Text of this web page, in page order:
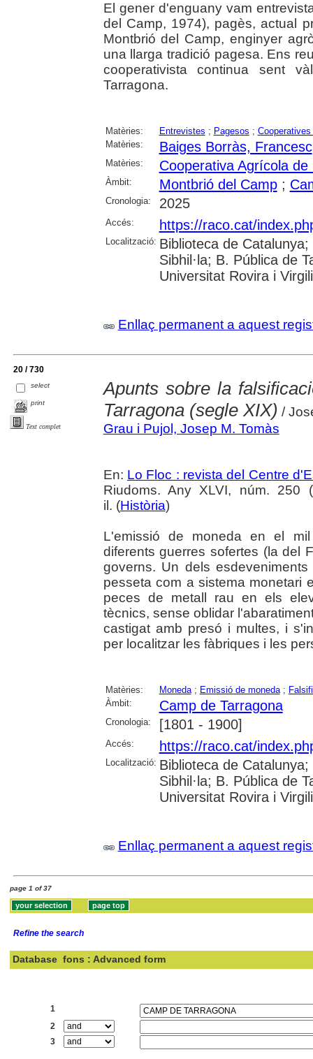
El gener d'enguany vam
del Camp, 1974), pagès, actual
Montbrió del Camp, enginyer
una llarga tradició pagesa. Ens
cooperativista continua sent
Tarragona.
Matèries: Entrevistes ; Pagesos ; Cooperatives
Matèries:
Baiges Borràs, Francesc
Matèries: Cooperativa Agrícola
Àmbit: Montbrió del Camp;
Cronologia: 2025
Accés: https://raco.cat/
Localització: Biblioteca de
Sibhil·la; B. Pública de
Universitat Rovira i Virgili
Enllaç permanent a aquest
20 / 730
select
print
Text complet
Apunts sobre la
Tarragona (segle XIX) /
Grau i Pujol, Josep M. Tomàs
En: Lo Floc : revista del Centre
Riudoms. Any XLVI, núm. 250
il. (Història)
L'emissió de moneda en el
diferents guerres sofertes (la del
governs. Un dels
pesseta com a sistema monetari
peces de metall rau en els
tècnics, sense oblidar
castigat amb presó i multes, i
per localitzar les fàbriques i les
Matèries: Moneda; Emissió de moneda;
Àmbit:
Camp de Tarragona
Cronologia: [1801 - 1900]
Accés: https://raco.cat/
Localització: Biblioteca de
Sibhil·la; B. Pública de
Universitat Rovira i Virgili
Enllaç permanent a aquest
page 1 of 37
Refine the search
Database fons : Advanced form
1
2
3